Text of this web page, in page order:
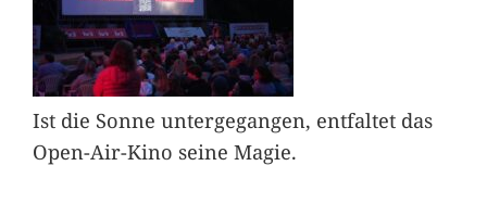
Ist die Sonne untergegangen, entfaltet das
Open-Air-Kino seine Magie.